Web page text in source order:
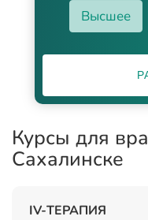
Высшее
Курсы для
Сахалинске
IV-ТЕРАПИЯ